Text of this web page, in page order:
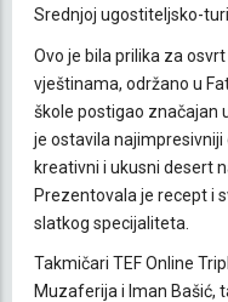
Srednjoj ugostiteljsko-
Ovo je bila prilika za
vještinama, održano u
škole postigao značajan
je ostavila najimpresivniji
kreativni i ukusni desert
Prezentovala je recept i
slatkog specijaliteta.
Takmičari TEF Online
Muzaferija i Iman Bašić,